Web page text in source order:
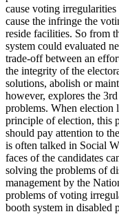
cause voting
cause the infringe the
reside facilities. So from
system could evaluated
trade-off between an
the integrity of the
solutions, abolish or
however, explores the
problems. When election
principle of election, this
should pay attention to
is often talked in Social
faces of the candidates
solving the problems of
management by the
problems of voting
booth system in disabled